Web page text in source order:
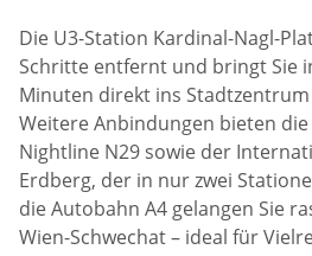
Die U3-Station Kardinal-Nagl-
Schritte entfernt und bringt Sie
Minuten direkt ins Stadtzentrum
Weitere Anbindungen bieten die
Nightline N29 sowie der
Erdberg, der in nur zwei
die Autobahn A4 gelangen Sie
Wien-Schwechat – ideal für